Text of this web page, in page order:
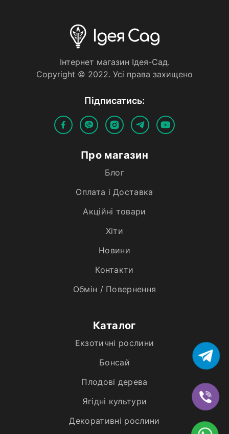
Iнтернет магазин Iдея-Сад.
Copyright © 2022. Усi права захищено
Пiдписатись:
Про магазин
Блог
Оплата і Доставка
Акційні товари
Хiти
Новини
Контакти
Обмін / Повернення
Каталог
Екзотичні рослини
Бонсай
Плодові дерева
Ягідні культури
Декоративні рослини